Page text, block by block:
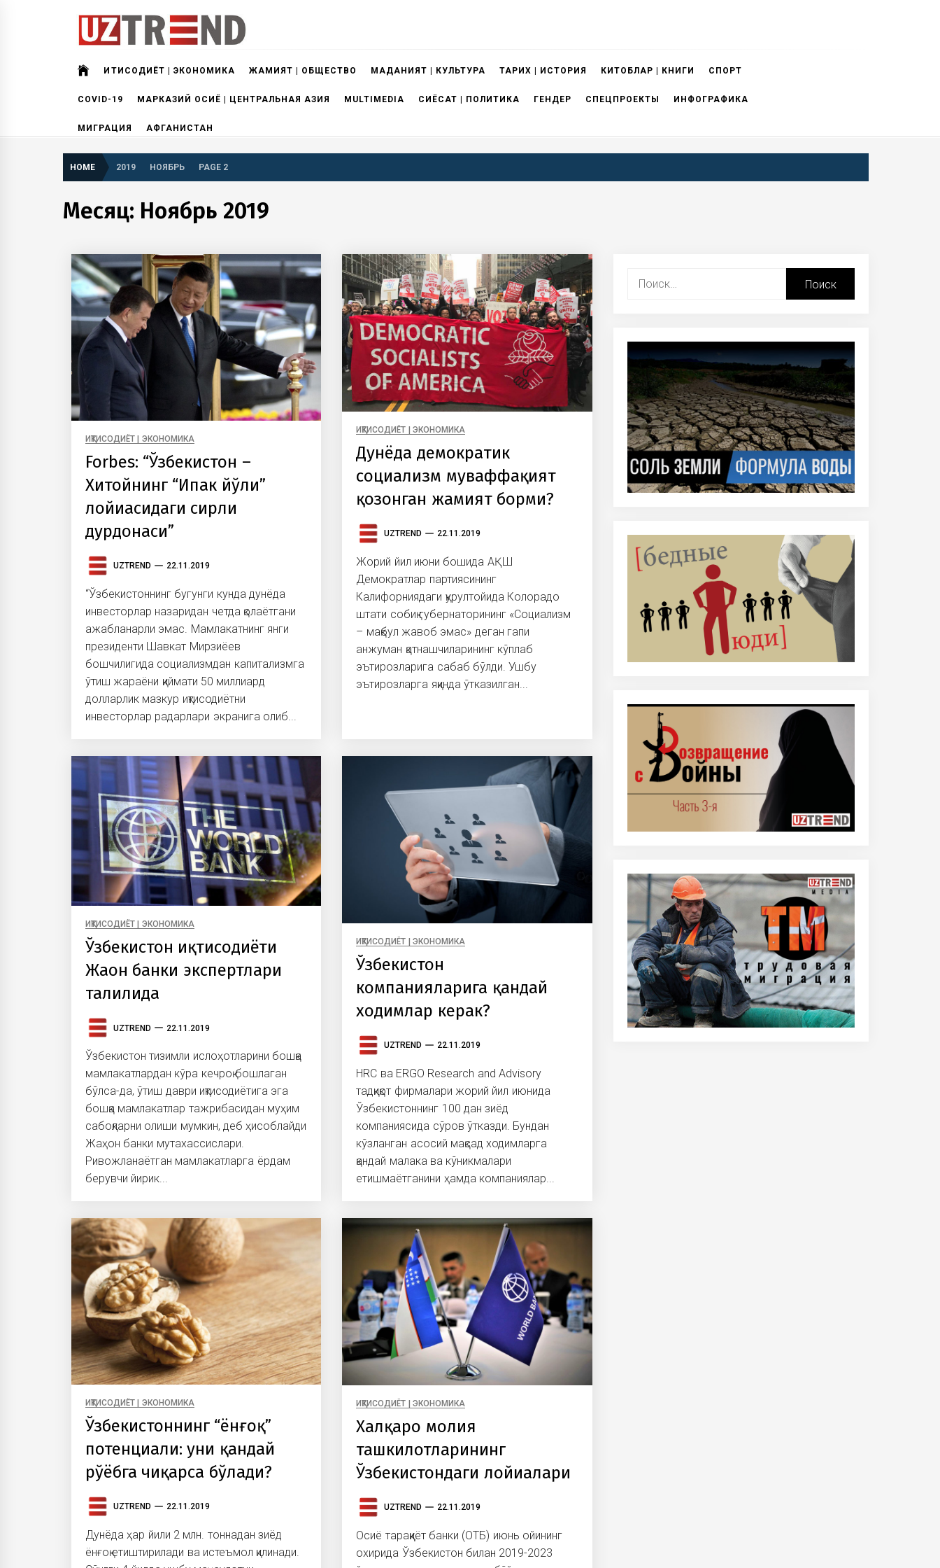
uztrend
ИҚТИСОДИЁТ | ЭКОНОМИКА ЖАМИЯТ | ОБЩЕСТВО МАДАНИЯТ | КУЛЬТУРА ТАРИХ | ИСТОРИЯ КИТОБЛАР | КНИГИ СПОРТ
COVID-19 МАРКАЗИЙ ОСИЁ | ЦЕНТРАЛЬНАЯ АЗИЯ MULTIMEDIA СИЁСАТ | ПОЛИТИКА ГЕНДЕР СПЕЦПРОЕКТЫ ИНФОГРАФИКА
МИГРАЦИЯ АФГАНИСТАН
HOME 2019 НОЯБРЬ PAGE 2
Месяц: Ноябрь 2019
ИҚТИСОДИЁТ | ЭКОНОМИКА
Forbes: “Ўзбекистон –
Хитойнинг “Ипак йўли”
лойиҳасидаги сирли
дурдонаси”
UZTREND 22.11.2019
“Ўзбекистоннинг бугунги кунда дунёда
инвесторлар назаридан четда қолаётгани
ажабланарли эмас. Мамлакатнинг янги
президенти Шавкат Мирзиёев
бошчилигида социализмдан капитализмга
ўтиш жараёни қиймати 50 миллиард
долларлик мазкур иқтисодиётни
инвесторлар радарлари экранига олиб...
ИҚТИСОДИЁТ | ЭКОНОМИКА
Дунёда демократик
социализм муваффақият
қозонган жамият борми?
UZTREND 22.11.2019
Жорий йил июни бошида АҚШ
Демократлар партиясининг
Калифорниядаги қурултойида Колорадо
штати собиқ губернаторининг «Социализм
– мақбул жавоб эмас» деган гапи
анжуман қатнашчиларининг кўплаб
эътирозларига сабаб бўлди. Ушбу
эътирозларга яқинда ўтказилган...
ИҚТИСОДИЁТ | ЭКОНОМИКА
Ўзбекистон иқтисодиёти
Жаҳон банки экспертлари
таҳлилида
UZTREND 22.11.2019
Ўзбекистон тизимли ислоҳотларини бошқа
мамлакатлардан кўра кечроқ бошлаган
бўлса-да, ўтиш даври иқтисодиётига эга
бошқа мамлакатлар тажрибасидан муҳим
сабоқларни олиши мумкин, деб ҳисоблайди
Жаҳон банки мутахассислари.
Ривожланаётган мамлакатларга ёрдам
берувчи йирик...
ИҚТИСОДИЁТ | ЭКОНОМИКА
Ўзбекистон
компанияларига қандай
ходимлар керак?
UZTREND 22.11.2019
HRC ва ERGO Research and Advisory
тадқиқот фирмалари жорий йил июнида
Ўзбекистоннинг 100 дан зиёд
компанияcида сўров ўтказди. Бундан
кўзланган асосий мақсад ходимларга
қандай малака ва кўникмалари
етишмаётганини ҳамда компаниялар...
ИҚТИСОДИЁТ | ЭКОНОМИКА
Ўзбекистоннинг “ёнғоқ”
потенциали: уни қандай
рўёбга чиқарса бўлади?
UZTREND 22.11.2019
Дунёда ҳар йили 2 млн. тоннадан зиёд
ёнғоқ етиштирилади ва истеъмол қилинади.
ИҚТИСОДИЁТ | ЭКОНОМИКА
Халқаро молия
ташкилотларининг
Ўзбекистондаги лойиҳалари
UZTREND 22.11.2019
Осиё тараққиёт банки (ОТБ) июнь ойининг
охирида Ўзбекистон билан 2019-2023
Найти: